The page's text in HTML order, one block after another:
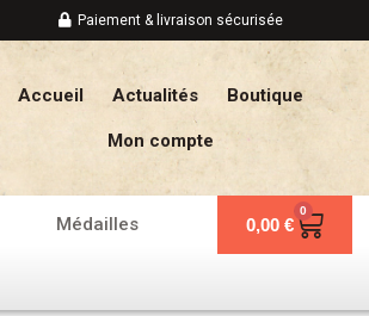
Paiement & livraison sécurisée
Accueil Actualités Boutique
Mon compte
Médailles 0,00 €
0
Panier